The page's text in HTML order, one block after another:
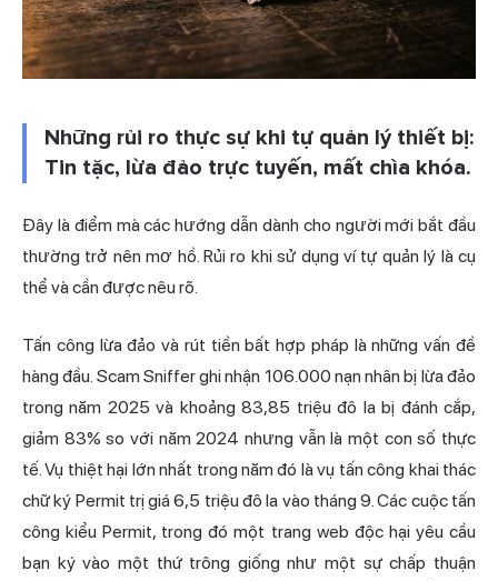
Những rủi ro thực sự khi tự quản lý thiết bị:
Tin tặc, lừa đảo trực tuyến, mất chìa khóa.
Đây là điểm mà các hướng dẫn dành cho người mới bắt đầu
thường trở nên mơ hồ. Rủi ro khi sử dụng ví tự quản lý là cụ
thể và cần được nêu rõ.
Tấn công lừa đảo và rút tiền bất hợp pháp là những vấn đề
hàng đầu. Scam Sniffer ghi nhận 106.000 nạn nhân bị lừa đảo
trong năm 2025 và khoảng 83,85 triệu đô la bị đánh cắp,
giảm 83% so với năm 2024 nhưng vẫn là một con số thực
tế. Vụ thiệt hại lớn nhất trong năm đó là vụ tấn công khai thác
chữ ký Permit trị giá 6,5 triệu đô la vào tháng 9. Các cuộc tấn
công kiểu Permit, trong đó một trang web độc hại yêu cầu
bạn ký vào một thứ trông giống như một sự chấp thuận